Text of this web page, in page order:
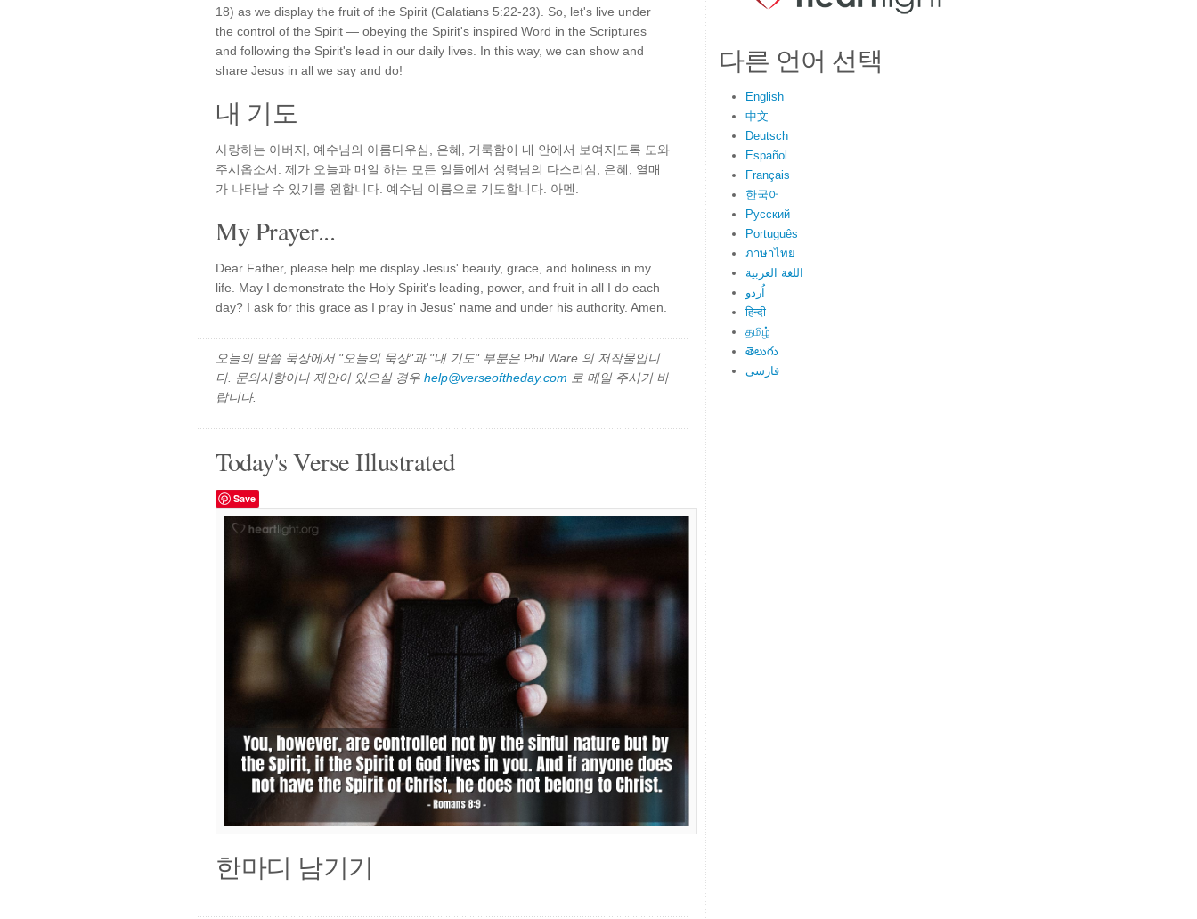
18) as we display the fruit of the Spirit (Galatians 5:22-23). So, let's live under
the control of the Spirit — obeying the Spirit's inspired Word in the Scriptures
and following the Spirit's lead in our daily lives. In this way, we can show and
share Jesus in all we say and do!
내 기도
사랑하는 아버지, 예수님의 아름다우심, 은혜, 거룩함이 내 안에서 보여지도록 도와
주시옵소서. 제가 오늘과 매일 하는 모든 일들에서 성령님의 다스리심, 은혜, 열매
가 나타날 수 있기를 원합니다. 예수님 이름으로 기도합니다. 아멘.
My Prayer...
Dear Father, please help me display Jesus' beauty, grace, and holiness in my
life. May I demonstrate the Holy Spirit's leading, power, and fruit in all I do each
day? I ask for this grace as I pray in Jesus' name and under his authority. Amen.
오늘의 말씀 묵상에서 "오늘의 묵상"과 "내 기도" 부분은 Phil Ware 의 저작물입니
다. 문의사항이나 제안이 있으실 경우 help@verseoftheday.com 로 메일 주시기 바
랍니다.
Today's Verse Illustrated
Save
한마디 남기기
다른 언어 선택
English
中文
Deutsch
Español
Français
한국어
Русский
Português
ภาษาไทย
اللغة العربية
اُردو
हिन्दी
தமிழ்
తెలుగు
فارسی